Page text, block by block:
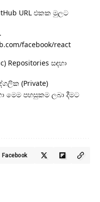
URL එකක මුලට
facebook/react
Repositories සඳහා
(Private)
මෙම පහසුකම ලබා දීමට
Facebook